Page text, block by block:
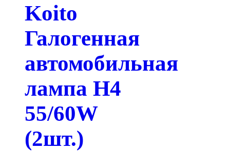
Koito
Галогенная
автомобильная
лампа H4
55/60W
(2шт.)